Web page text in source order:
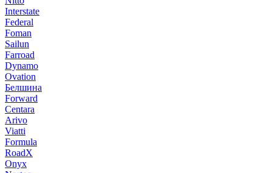
Interstate
Federal
Foman
Sailun
Farroad
Dynamo
Ovation
Белшина
Forward
Centara
Arivo
Viatti
Formula
RoadX
Onyx